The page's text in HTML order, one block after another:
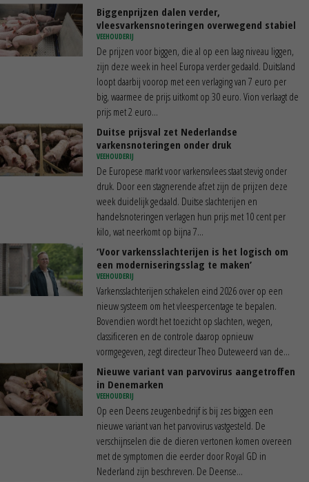
Biggenprijzen dalen verder,
vleesvarkensnoteringen overwegend stabiel
VEEHOUDERIJ
De prijzen voor biggen, die al op een laag niveau liggen,
zijn deze week in heel Europa verder gedaald. Duitsland
loopt daarbij voorop met een verlaging van 7 euro per
big, waarmee de prijs uitkomt op 30 euro. Vion verlaagt de
prijs met 2 euro...
Duitse prijsval zet Nederlandse
varkensnoteringen onder druk
VEEHOUDERIJ
De Europese markt voor varkensvlees staat stevig onder
druk. Door een stagnerende afzet zijn de prijzen deze
week duidelijk gedaald. Duitse slachterijen en
handelsnoteringen verlagen hun prijs met 10 cent per
kilo, wat neerkomt op bijna 7...
‘Voor varkensslachterijen is het logisch om
een moderniseringsslag te maken’
VEEHOUDERIJ
Varkensslachterijen schakelen eind 2026 over op een
nieuw systeem om het vleespercentage te bepalen.
Bovendien wordt het toezicht op slachten, wegen,
classificeren en de controle daarop opnieuw
vormgegeven, zegt directeur Theo Duteweerd van de...
Nieuwe variant van parvovirus aangetroffen
in Denemarken
VEEHOUDERIJ
Op een Deens zeugenbedrijf is bij zes biggen een
nieuwe variant van het parvovirus vastgesteld. De
verschijnselen die de dieren vertonen komen overeen
met de symptomen die eerder door Royal GD in
Nederland zijn beschreven. De Deense...